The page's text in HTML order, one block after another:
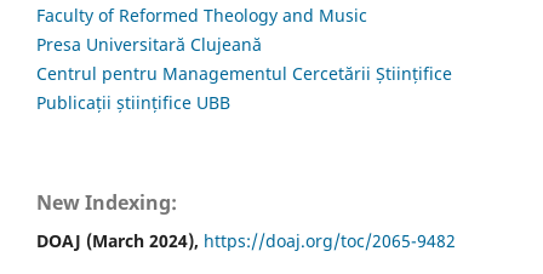
Faculty of Reformed Theology and Music
Presa Universitară Clujeană
Centrul pentru Managementul Cercetării Științifice
Publicații științifice UBB
New Indexing:
DOAJ (March 2024), https://doaj.org/toc/2065-9482